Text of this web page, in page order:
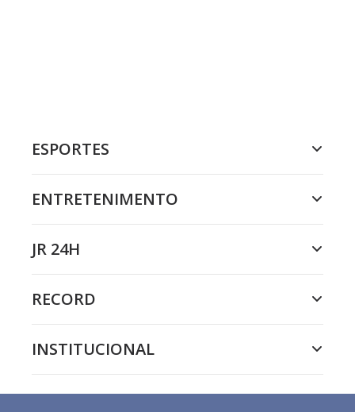
ESPORTES
ENTRETENIMENTO
JR 24H
RECORD
INSTITUCIONAL